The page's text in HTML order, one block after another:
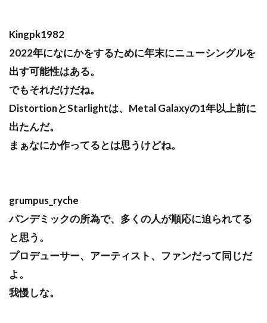
Kingpk1982
2022年になにかをするために年末にニューシングルを
出す可能性はある。
でもそれだけだね。
DistortionとStarlightは、Metal Galaxyの1年以上前に
出たんだ。
まぁなにか作ってるとは思うけどね。
grumpus_ryche
パンデミックの所為で、多くの人が順応に迫られてる
と思う。
プロデューサー、アーティスト、ファンだって同じだ
よ。
我慢しな。